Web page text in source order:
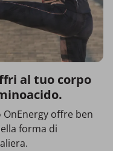
al tuo corpo
OnEnergy offre ben
forma di